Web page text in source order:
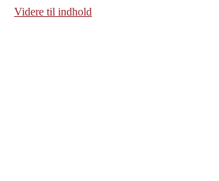
Videre til indhold